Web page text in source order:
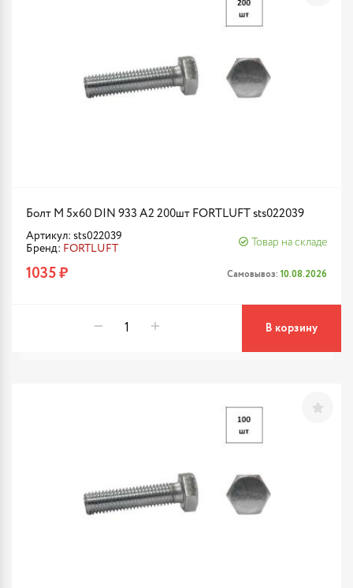
Болт М 5х60 DIN 933 A2 200шт FORTLUFT sts022039
Артикул: sts022039
Бренд: FORTLUFT
Товар на складе
1035 ₽ Самовывоз: 10.08.2026
В корзину